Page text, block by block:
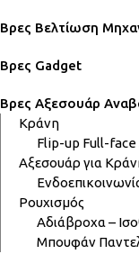
Βρες Βελτίωση
Βρες Gadget
Βρες Αξεσουάρ
Κράνη
Flip-up Full-face
Αξεσουάρ για
Ρουχισμός
Αδιάβροχα –
Μπουφάν